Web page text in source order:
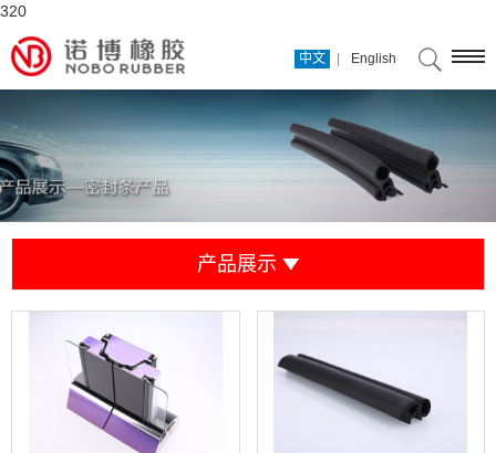
320
中文 English
产品展示